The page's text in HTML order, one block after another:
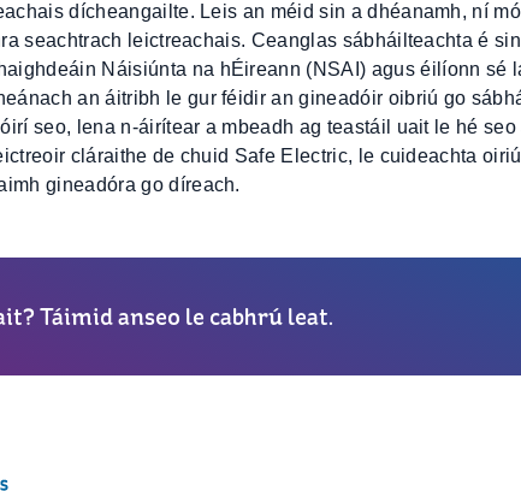
dícheangailte. Leis an méid sin a dhéanamh, ní
seachtrach leictreachais. Ceanglas sábháilteachta é
Náisiúnta na hÉireann (NSAI) agus éilíonn sé
an áitribh le gur féidir an gineadóir oibriú go
seo, lena n-áirítear a mbeadh ag teastáil uait le hé seo
cláraithe de chuid Safe Electric, le cuideachta
gineadóra go díreach.
Táimid anseo le cabhrú leat.